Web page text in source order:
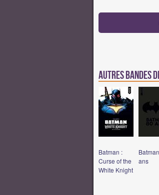
Autres bandes
Batman :
Curse of the
White Knight
ans